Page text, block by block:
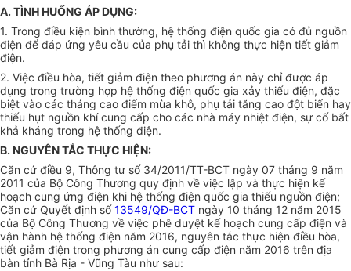
A. TÌNH HUỐNG ÁP DỤNG:
1. Trong điều kiện bình thường, hệ thống điện quốc gia có đủ nguồn
điện để đáp ứng yêu cầu của phụ tải thì không thực hiện tiết giảm
điện.
2. Việc điều hòa, tiết giảm điện theo phương án này chỉ được áp
dụng trong trường hợp hệ thống điện quốc gia xảy thiếu điện, đặc
biệt vào các tháng cao điểm mùa khô, phụ tải tăng cao đột biến hay
thiếu hụt nguồn khí cung cấp cho các nhà máy nhiệt điện, sự cố bất
khả kháng trong hệ thống điện.
B. NGUYÊN TẮC THỰC HIỆN:
Căn cứ điều 9, Thông tư số 34/2011/TT-BCT ngày 07 tháng 9 năm
2011 của Bộ Công Thương quy định về việc lập và thực hiện kế
hoạch cung ứng điện khi hệ thống điện quốc gia thiếu nguồn điện;
Căn cứ Quyết định số13549/QĐ-BCT ngày 10 tháng 12 năm 2015
của Bộ Công Thương về việc phê duyệt kế hoạch cung cấp điện và
vận hành hệ thống điện năm 2016, nguyên tắc thực hiện điều hòa,
tiết giảm điện trong phương án cung cấp điện năm 2016 trên địa
bàn tỉnh Bà Rịa - Vũng Tàu như sau: